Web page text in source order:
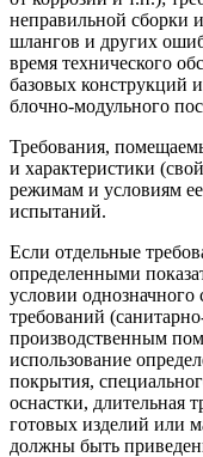
неправильной сборки
шлангов и других
время технического
базовых конструкций
блочно-модульного
Требования,
и характеристики
режимам и условиям
испытаний.
Если отдельные
определенными
условии
требований
производственным
использование
покрытия,
оснастки, длительная
готовых изделий или
должны быть